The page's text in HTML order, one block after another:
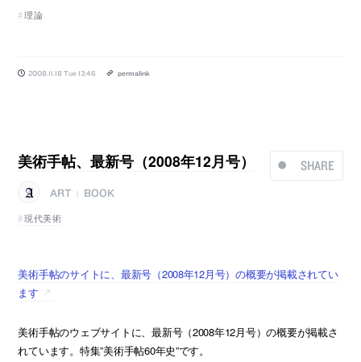
理論
2008.11.18 Tue 13:46 permalink
SHARE
美術手帖、最新号（2008年12月号）
ART
BOOK
現代美術
美術手帖のサイトに、最新号（2008年12月号）の概要が掲載されてい
ます
美術手帖のウェブサイトに、最新号（2008年12月号）の概要が掲載さ
れています。特集”美術手帖60年史”です。